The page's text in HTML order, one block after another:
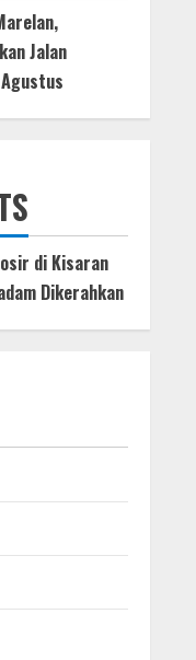
Jalan
di Kisaran
Dikerahkan